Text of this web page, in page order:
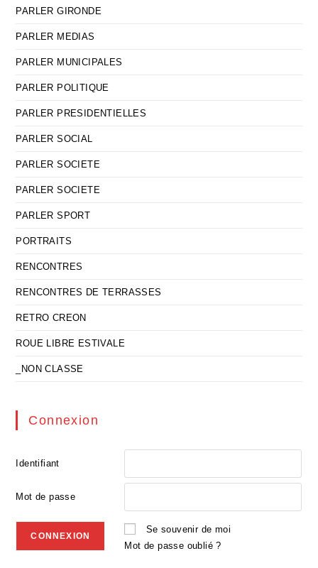
PARLER GIRONDE
PARLER MEDIAS
PARLER MUNICIPALES
PARLER POLITIQUE
PARLER PRESIDENTIELLES
PARLER SOCIAL
PARLER SOCIETE
PARLER SOCIETE
PARLER SPORT
PORTRAITS
RENCONTRES
RENCONTRES DE TERRASSES
RETRO CREON
ROUE LIBRE ESTIVALE
_NON CLASSE
Connexion
Identifiant
Mot de passe
Se souvenir de moi
Mot de passe oublié ?